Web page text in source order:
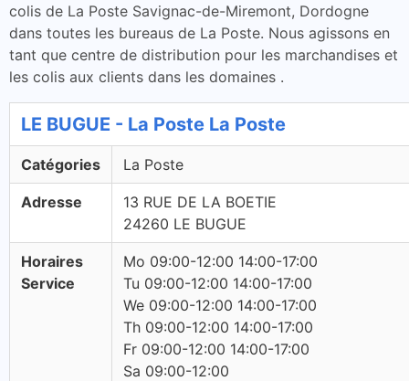
colis de La Poste Savignac-de-Miremont, Dordogne
dans toutes les bureaus de La Poste. Nous agissons en
tant que centre de distribution pour les marchandises et
les colis aux clients dans les domaines .
LE BUGUE - La Poste La Poste
Catégories La Poste
Adresse
13 RUE DE LA BOETIE
24260 LE BUGUE
Horaires
Service
Mo 09:00-12:00 14:00-17:00
Tu 09:00-12:00 14:00-17:00
We 09:00-12:00 14:00-17:00
Th 09:00-12:00 14:00-17:00
Fr 09:00-12:00 14:00-17:00
Sa 09:00-12:00